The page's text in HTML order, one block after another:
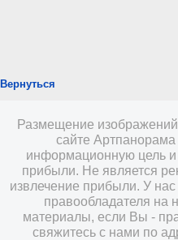
Вернуться
Размещение
сайте
информационную цель и
прибыли. Не является
извлечение прибыли. У
правообладателя на
материалы, если Вы -
свяжитесь с нами по